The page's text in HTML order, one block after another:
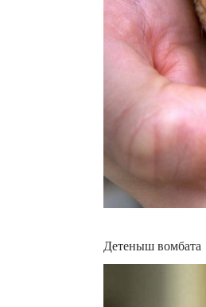
Детеныш вомбата